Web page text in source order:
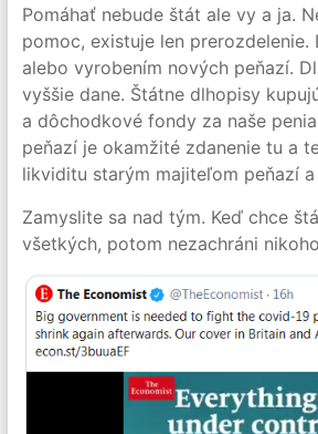
Pomáhať nebude štát ale vy a ja.
pomoc, existuje len prerozdelenie.
alebo vyrobením nových peňazí.
vyššie dane. Štátne dlhopisy
a dôchodkové fondy za naše
peňazí je okamžité zdanenie tu a
likviditu starým majiteľom peňazí
Zamyslite sa nad tým. Keď chce
všetkých, potom nezachráni